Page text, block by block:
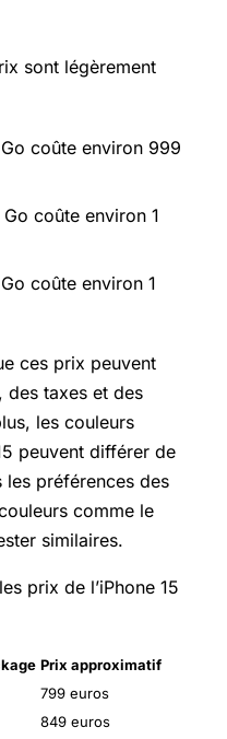
sont légèrement
Go coûte environ 999
coûte environ 1
coûte environ 1
ces prix peuvent
taxes et des
les couleurs
peuvent différer de
les préférences des
comme le
similaires.
prix de l’iPhone 15
Prix approximatif
799 euros
849 euros